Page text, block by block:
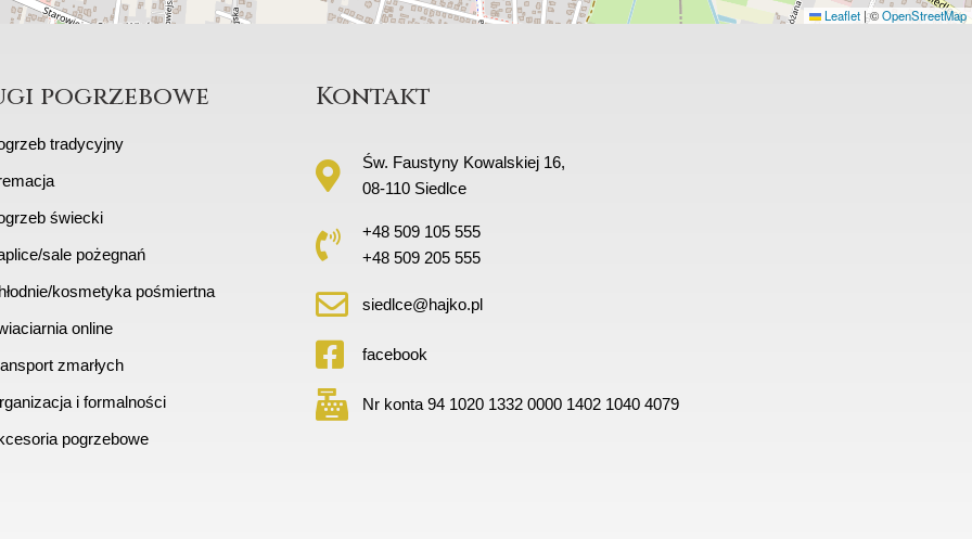
Leaflet |©OpenStreetMap
pogrzebowe
tradycyjny
świecki
sale pożegnań
kosmetyka pośmiertna
online
zmarłych
i formalności
pogrzebowe
Kontakt
Św. Faustyny Kowalskiej 16,
08-110 Siedlce
+48 509 105 555
+48 509 205 555
siedlce@hajko.pl
facebook
Nr konta 94 1020 1332 0000 1402 1040 4079